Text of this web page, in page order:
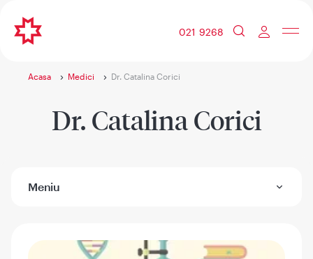
021 9268
Acasa Medici Dr. Catalina Corici
Dr. Catalina Corici
Meniu